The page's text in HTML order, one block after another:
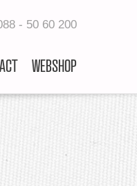
- 50 60 200
WEBSHOP